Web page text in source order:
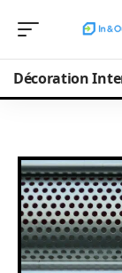
Décoration